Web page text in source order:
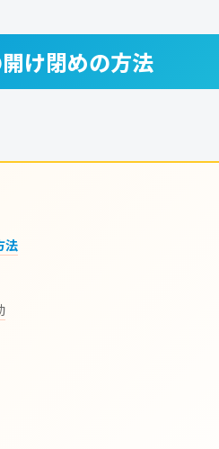
け閉めの方法
法